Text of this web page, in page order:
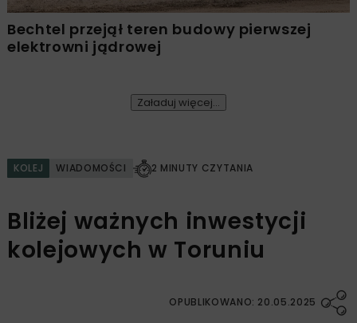
Bechtel przejął teren budowy pierwszej
elektrowni jądrowej
Załaduj więcej...
KOLEJ WIADOMOŚCI 2 MINUTY CZYTANIA
Bliżej ważnych inwestycji
kolejowych w Toruniu
OPUBLIKOWANO: 20.05.2025